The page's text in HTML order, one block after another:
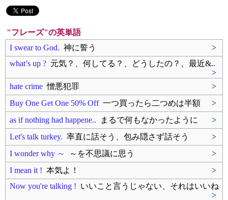
"フレーズ"の英単語
I swear to God. 神に誓う
>
what’s up ? 元気？、何してる？、どうしたの？、最近&..
>
hate crime 憎悪犯罪
>
Buy One Get One 50% Off一つ買ったら二つめは半額
>
as if nothing had happene.. まるで何もなかったように
>
Let's talk turkey. 率直に話そう、包み隠さず話そう
>
I wonder why ～
～を不思議に思う
>
I mean it ! 本気よ！
>
Now you're talking ! いいこと言うじゃない、それはいいね
>